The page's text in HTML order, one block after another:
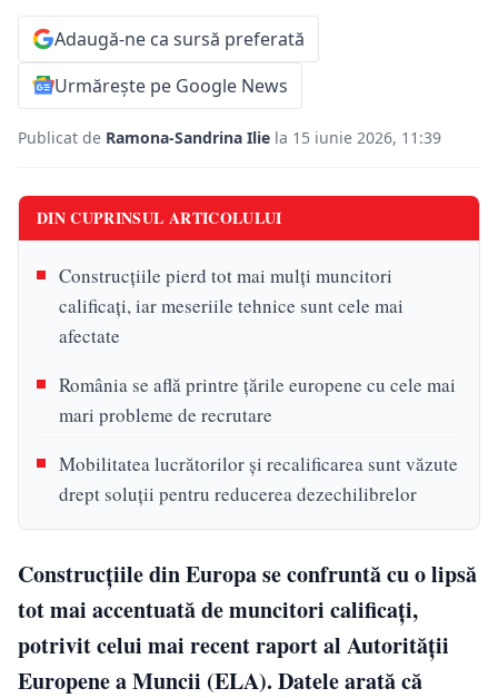
Adaugă-ne ca sursă preferată
Urmărește pe Google News
Publicat de Ramona-Sandrina Ilie la 15 iunie 2026, 11:39
DIN CUPRINSUL ARTICOLULUI
Construcțiile pierd tot mai mulți muncitori
calificați, iar meseriile tehnice sunt cele mai
afectate
România se află printre țările europene cu cele mai
mari probleme de recrutare
Mobilitatea lucrătorilor și recalificarea sunt văzute
drept soluții pentru reducerea dezechilibrelor
Construcțiile din Europa se confruntă cu o lipsă
tot mai accentuată de muncitori calificați,
potrivit celui mai recent raport al Autorității
Europene a Muncii (ELA). Datele arată că